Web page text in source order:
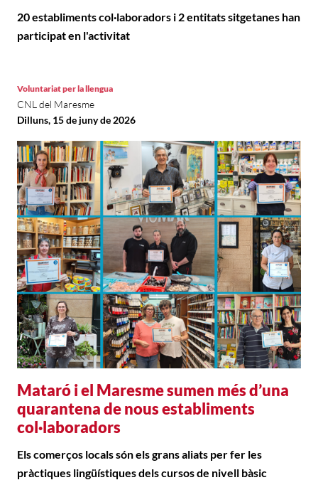
20 establiments col·laboradors i 2 entitats sitgetanes han
participat en l'activitat
Mataró i el Maresme sumen més d’una
quarantena de nous establiments
col·laboradors
Voluntariat per la llengua
CNL del Maresme
Dilluns, 15 de juny de 2026
Els comerços locals són els grans aliats per fer les
pràctiques lingüístiques dels cursos de nivell bàsic